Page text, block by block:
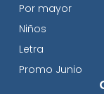
Por mayor
Niños
Letra
Promo Junio